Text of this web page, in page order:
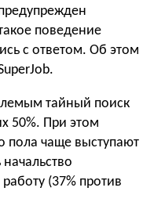
поведение
с ответом. Об этом
тайный поиск
50%. При этом
пола чаще выступают
(37% против